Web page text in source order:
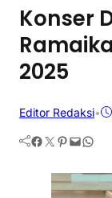
Konser
2025
Editor Redaksi•
Facebook Twitter Pinterest Mail WhatsApp